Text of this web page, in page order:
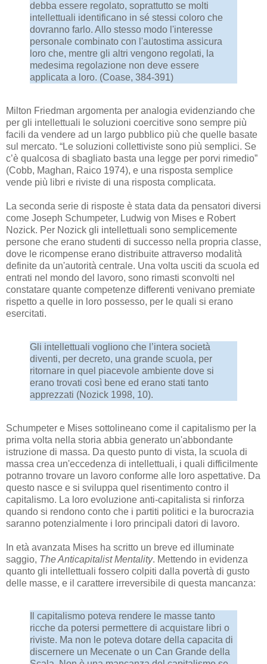
debba essere regolato, soprattutto se molti
intellettuali identificano in sé stessi coloro che
dovranno farlo. Allo stesso modo l'interesse
personale combinato con l'autostima assicura
loro che, mentre gli altri vengono regolati, la
medesima regolazione non deve essere
applicata a loro. (Coase, 384-391)
Milton Friedman argomenta per analogia evidenziando che
per gli intellettuali le soluzioni coercitive sono sempre più
facili da vendere ad un largo pubblico più che quelle basate
sul mercato. “Le soluzioni collettiviste sono più semplici. Se
c’è qualcosa di sbagliato basta una legge per porvi rimedio”
(Cobb, Maghan, Raico 1974), e una risposta semplice
vende più libri e riviste di una risposta complicata.
La seconda serie di risposte è stata data da pensatori diversi
come Joseph Schumpeter, Ludwig von Mises e Robert
Nozick. Per Nozick gli intellettuali sono semplicemente
persone che erano studenti di successo nella propria classe,
dove le ricompense erano distribuite attraverso modalità
definite da un'autorità centrale. Una volta usciti da scuola ed
entrati nel mondo del lavoro, sono rimasti sconvolti nel
constatare quante competenze differenti venivano premiate
rispetto a quelle in loro possesso, per le quali si erano
esercitati.
Gli intellettuali vogliono che l’intera società
diventi, per decreto, una grande scuola, per
ritornare in quel piacevole ambiente dove si
erano trovati così bene ed erano stati tanto
apprezzati (Nozick 1998, 10).
Schumpeter e Mises sottolineano come il capitalismo per la
prima volta nella storia abbia generato un'abbondante
istruzione di massa. Da questo punto di vista, la scuola di
massa crea un'eccedenza di intellettuali, i quali difficilmente
potranno trovare un lavoro conforme alle loro aspettative. Da
questo nasce e si sviluppa quel risentimento contro il
capitalismo. La loro evoluzione anti-capitalista si rinforza
quando si rendono conto che i partiti politici e la burocrazia
saranno potenzialmente i loro principali datori di lavoro.
In età avanzata Mises ha scritto un breve ed illuminate
saggio, The Anticapitalist Mentality. Mettendo in evidenza
quanto gli intellettuali fossero colpiti dalla povertà di gusto
delle masse, e il carattere irreversibile di questa mancanza:
Il capitalismo poteva rendere le masse tanto
ricche da potersi permettere di acquistare libri o
riviste. Ma non le poteva dotare della capacita di
discernere un Mecenate o un Can Grande della